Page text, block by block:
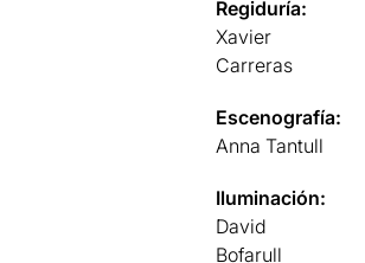
Regiduría:
Xavier
Carreras
Escenografía:
Anna Tantull
Iluminación:
David
Bofarull